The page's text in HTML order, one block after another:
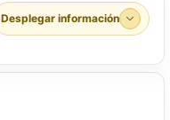
Desplegar información